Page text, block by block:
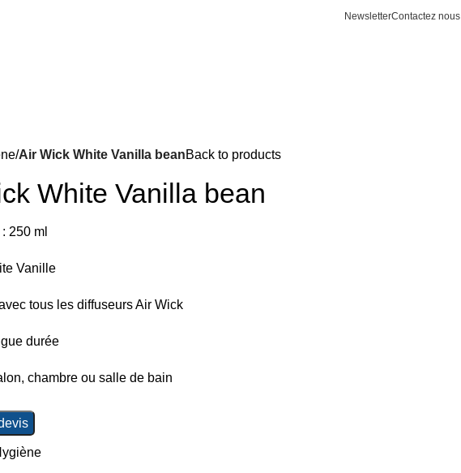
NewsletterContactez nous
Air Wick White Vanilla beanBack to products
White Vanilla bean
250 ml
Vanille
tous les diffuseurs Air Wick
durée
chambre ou salle de bain